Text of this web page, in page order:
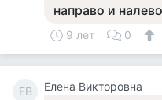
направо и налево
9 лет 0
ЕВ Елена Викторовна